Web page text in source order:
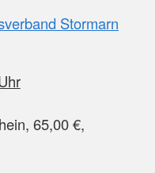
Stormarn
65,00 €,